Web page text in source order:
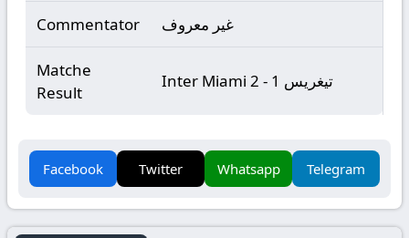
Commentator غير معروف
Matche
Result
Inter Miami 2 - 1 تيغريس
Facebook Twitter Whatsapp Telegram